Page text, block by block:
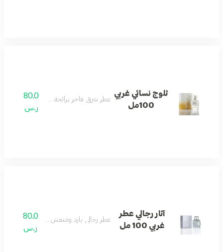
ثلوج نسائي غربي
100مل
عطر شرقي فاخر برائحة ذهبية دافئة.
80.0
ر.س
آثار رجالي عطر
غربي 100 مل
عطر رجالي بارد ومنعش بنفحات غربية.
80.0
ر.س